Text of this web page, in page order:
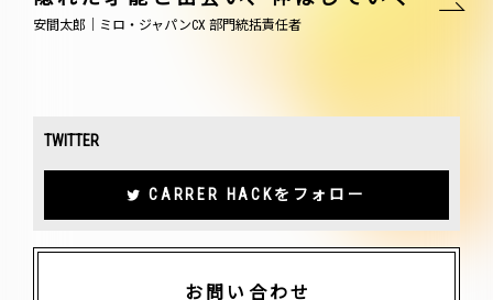
安間太郎｜ミロ・ジャパンCX 部門統括責任者
TWITTER
CARRER HACKをフォロー
お問い合わせ